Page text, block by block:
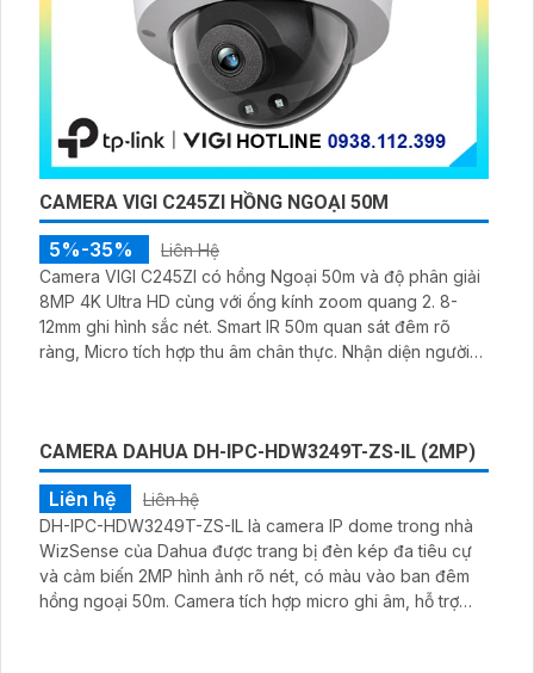
CAMERA VIGI C245ZI HỒNG NGOẠI 50M
5%-35%
Liên Hệ
Camera VIGI C245ZI có hồng Ngoại 50m và độ phân giải
8MP 4K Ultra HD cùng với ống kính zoom quang 2. 8-
12mm ghi hình sắc nét. Smart IR 50m quan sát đêm rõ
ràng, Micro tích hợp thu âm chân thực. Nhận diện người